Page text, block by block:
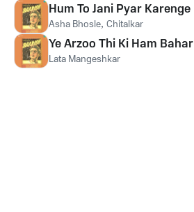
Hum To Jani Pyar Karenge
Asha Bhosle, Chitalkar
Ye Arzoo Thi Ki Ham Bahar
Lata Mangeshkar